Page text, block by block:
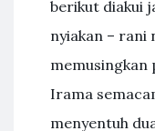
berikut diakui
nyiakan – rani
memusingkan
Irama
menyentuh